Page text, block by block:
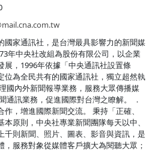
國家通訊社，是台灣最具影響力的新聞媒
年中央社改組為股份有限公司，以企業
展，1996年依據「中央通訊社設置條
位為全民共有的國家通訊社，獨立超然執
國內外新聞報導業務，服務大眾傳播媒
通訊業務，促進國際對台灣之瞭解。 ．
，增進國際新聞交流。 秉持「正確、
原則，中央社專業新聞團隊每天以中、
千則新聞、照片、圖表、影音與資訊，是
，服務對象從媒體客戶擴大為閱聽大眾；